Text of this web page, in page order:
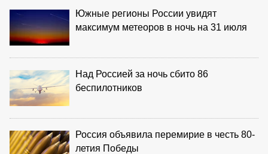
Южные регионы России увидят
максимум метеоров в ночь на 31 июля
Над Россией за ночь сбито 86
беспилотников
Россия объявила перемирие в честь 80-
летия Победы